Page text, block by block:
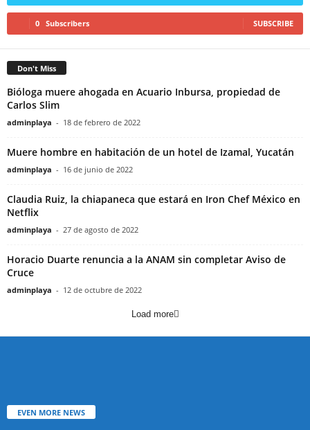
0 Subscribers SUBSCRIBE
Don't Miss
Bióloga muere ahogada en Acuario Inbursa, propiedad de
Carlos Slim
adminplaya - 18 de febrero de 2022
Muere hombre en habitación de un hotel de Izamal, Yucatán
adminplaya - 16 de junio de 2022
Claudia Ruiz, la chiapaneca que estará en Iron Chef México en
Netflix
adminplaya - 27 de agosto de 2022
Horacio Duarte renuncia a la ANAM sin completar Aviso de
Cruce
adminplaya - 12 de octubre de 2022
Load more
EVEN MORE NEWS